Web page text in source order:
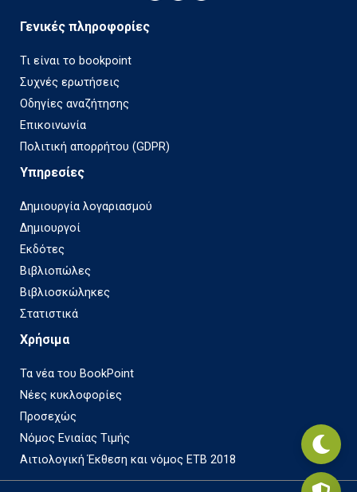
Γενικές πληροφορίες
Τι είναι το bookpoint
Συχνές ερωτήσεις
Οδηγίες αναζήτησης
Επικοινωνία
Πολιτική απορρήτου (GDPR)
Υπηρεσίες
Δημιουργία λογαριασμού
Δημιουργοί
Εκδότες
Βιβλιοπώλες
Βιβλιοσκώληκες
Στατιστικά
Χρήσιμα
Τα νέα του BookPoint
Νέες κυκλοφορίες
Προσεχώς
Νόμος Ενιαίας Τιμής
Αιτιολογική Έκθεση και νόμος ΕΤΒ 2018